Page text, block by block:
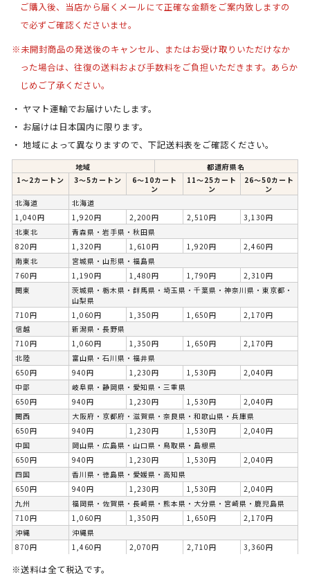
ご購入後、当店から届くメールにて正確な金額をご案内致しますの
で必ずご確認くださいませ。
※未開封商品の発送後のキャンセル、またはお受け取りいただけなか
った場合は、往復の送料および手数料をご負担いただきます。 あらか
じめご了承ください。
ヤマト運輸でお届けいたします。
お届けは日本国内に限ります。
地域によって異なりますので、下記送料表をご確認ください。
地域
都道府県名
1〜2カートン
3〜5カートン
6〜10カート
ン
11～25カート
ン
26～50カート
ン
北海道
北海道
1,040円
1,920円 2,200円 2,510円
3,130円
北東北
青森県・岩手県・秋田県
820円
1,320円 1,610円 1,920円
2,460円
南東北
宮城県・山形県・福島県
760円
1,190円 1,480円 1,790円
2,310円
関東
茨城県・栃木県・群馬県・埼玉県・千葉県・神奈川県・東京都・
山梨県
710円
1,060円 1,350円 1,650円
2,170円
信越
新潟県・長野県
710円
1,060円 1,350円 1,650円
2,170円
北陸
富山県・石川県・福井県
650円
940円 1,230円 1,530円
2,040円
中部
岐阜県・静岡県・愛知県・三重県
650円
940円 1,230円 1,530円
2,040円
関西
大阪府・京都府・滋賀県・奈良県・和歌山県・兵庫県
650円
940円 1,230円 1,530円
2,040円
中国
岡山県・広島県・山口県・鳥取県・島根県
650円
940円 1,230円 1,530円
2,040円
四国
香川県・徳島県・愛媛県・高知県
650円
940円 1,230円 1,530円
2,040円
九州
福岡県・佐賀県・長崎県・熊本県・大分県・宮崎県・鹿児島県
710円
1,060円 1,350円 1,650円
2,170円
沖縄
沖縄県
870円
1,460円 2,070円 2,710円 3,360円
※送料は全て税込です。